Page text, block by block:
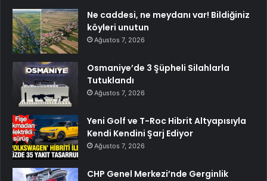
Ne caddesi, ne meydanı var! Bildiğiniz
köyleri unutun
Ağustos 7, 2026
Osmaniye’de 3 Şüpheli Silahlarla
Tutuklandı
Ağustos 7, 2026
Yeni Golf ve T-Roc Hibrit Altyapısıyla
Kendi Kendini Şarj Ediyor
Ağustos 7, 2026
CHP Genel Merkezi’nde Gerginlik